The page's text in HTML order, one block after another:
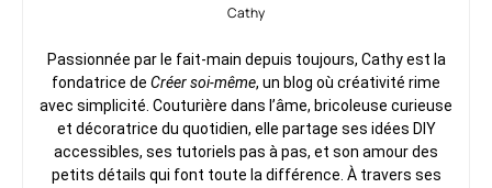
Cathy
Passionnée par le fait-main depuis toujours, Cathy est la
fondatrice de Créer soi-même, un blog où créativité rime
avec simplicité. Couturière dans l’âme, bricoleuse curieuse
et décoratrice du quotidien, elle partage ses idées DIY
accessibles, ses tutoriels pas à pas, et son amour des
petits détails qui font toute la différence. À travers ses